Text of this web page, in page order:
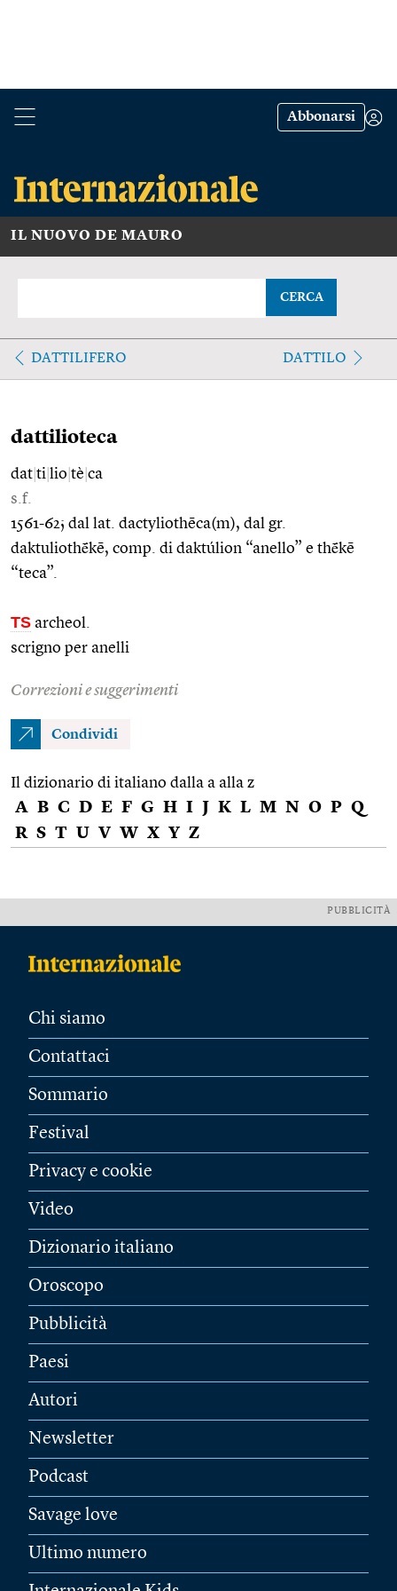
Abbonarsi
IL NUOVO DE MAURO
CERCA
DATTILIFERO DATTILO
dattilioteca
dat ti lio tè ca
s.f.
1561-62; dal lat. dactyliothēca(m), dal gr.
daktuliothḗkē, comp. di daktúlion “anello” e thḗkē
“teca”.
TS archeol.
scrigno per anelli
Correzioni e suggerimenti
Condividi
Il dizionario di italiano dalla a alla z
A B C D E F G H I J K L M N O P Q
R S T U V W X Y Z
PUBBLICITÀ
Chi siamo
Contattaci
Sommario
Festival
Privacy e cookie
Video
Dizionario italiano
Oroscopo
Pubblicità
Paesi
Autori
Newsletter
Podcast
Savage love
Ultimo numero